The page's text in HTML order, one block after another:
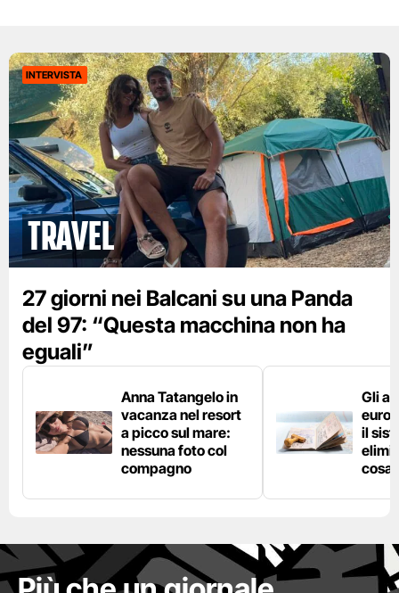
INTERVISTA
Travel
27 giorni nei Balcani su una Panda
del 97: “Questa macchina non ha
eguali”
Anna Tatangelo in
vacanza nel resort
a picco sul mare:
nessuna foto col
compagno
Gli
il
cosa